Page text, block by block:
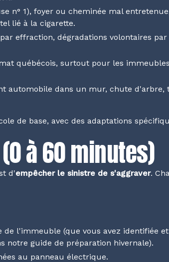
n° 1), foyer ou cheminée mal
lié à la cigarette.
effraction, dégradations volontaires
québécois, surtout pour les
automobile dans un mur, chute d'arbre,
de base, avec des adaptations
à 60 minutes)
d'empêcher le sinistre de s'aggraver.
l'immeuble (que vous avez identifiée
notre guide de préparation hivernale).
au panneau électrique.